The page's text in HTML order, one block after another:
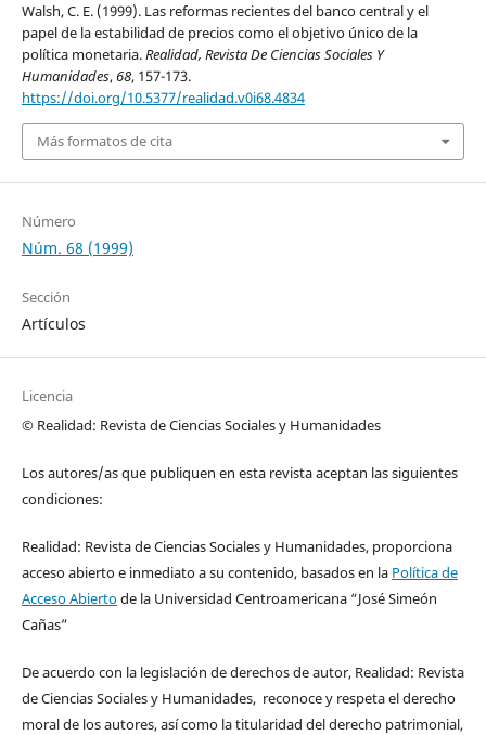
Walsh, C. E. (1999). Las reformas recientes del banco central y el
papel de la estabilidad de precios como el objetivo único de la
política monetaria.Realidad, Revista De Ciencias Sociales Y
Humanidades,68, 157-173.
https://doi.org/10.5377/realidad.v0i68.4834
Más formatos de cita
Número
Núm. 68 (1999)
Sección
Artículos
Licencia
© Realidad: Revista de Ciencias Sociales y Humanidades
Los autores/as que publiquen en esta revista aceptan las siguientes
condiciones:
Realidad: Revista de Ciencias Sociales y Humanidades, proporciona
acceso abierto e inmediato a su contenido, basados en la Política de
Acceso Abiertode la Universidad Centroamericana “José Simeón
Cañas”
De acuerdo con la legislación de derechos de autor, Realidad: Revista
de Ciencias Sociales y Humanidades, reconoce y respeta el derecho
moral de los autores, así como la titularidad del derecho patrimonial,